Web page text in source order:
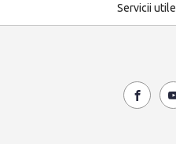
Servicii utile